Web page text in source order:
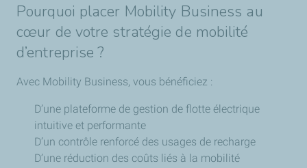
Pourquoi placer Mobility Business au
cœur de votre stratégie de mobilité
d’entreprise ?
Avec Mobility Business, vous bénéficiez :
D’une plateforme de gestion de flotte électrique
intuitive et performante
D’un contrôle renforcé des usages de recharge
D’une réduction des coûts liés à la mobilité